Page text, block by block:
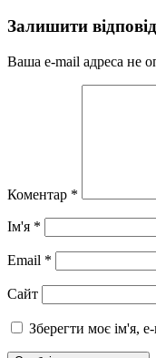
Залишити
Ваша e-mail адреса не
Коментар *
Ім'я *
Email *
Сайт
Зберегти моє ім'я,